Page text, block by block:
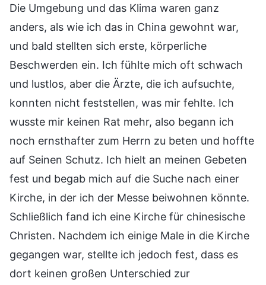
Die Umgebung und das Klima waren ganz
anders, als wie ich das in China gewohnt war,
und bald stellten sich erste, körperliche
Beschwerden ein. Ich fühlte mich oft schwach
und lustlos, aber die Ärzte, die ich aufsuchte,
konnten nicht feststellen, was mir fehlte. Ich
wusste mir keinen Rat mehr, also begann ich
noch ernsthafter zum Herrn zu beten und hoffte
auf Seinen Schutz. Ich hielt an meinen Gebeten
fest und begab mich auf die Suche nach einer
Kirche, in der ich der Messe beiwohnen könnte.
Schließlich fand ich eine Kirche für chinesische
Christen. Nachdem ich einige Male in die Kirche
gegangen war, stellte ich jedoch fest, dass es
dort keinen großen Unterschied zur